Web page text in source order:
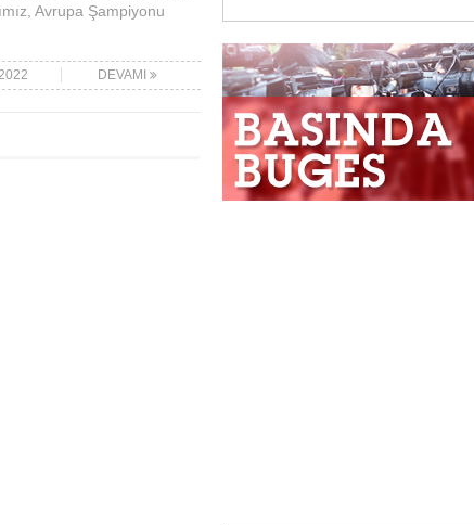
Avrupa Şampiyonu
DEVAMI